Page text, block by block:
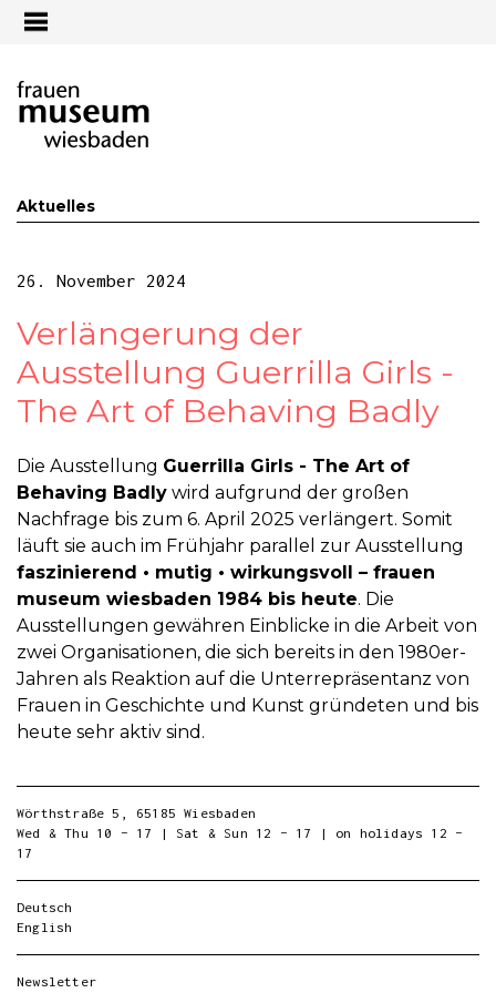
Aktuelles
26. November 2024
Verlängerung der
Ausstellung Guerrilla Girls -
The Art of Behaving Badly
Die Ausstellung Guerrilla Girls - The Art of
Behaving Badly wird aufgrund der großen
Nachfrage bis zum 6. April 2025 verlängert. Somit
läuft sie auch im Frühjahr parallel zur Ausstellung
faszinierend • mutig • wirkungsvoll – frauen
museum wiesbaden 1984 bis heute. Die
Ausstellungen gewähren Einblicke in die Arbeit von
zwei Organisationen, die sich bereits in den 1980er-
Jahren als Reaktion auf die Unterrepräsentanz von
Frauen in Geschichte und Kunst gründeten und bis
heute sehr aktiv sind.
Wörthstraße 5, 65185 Wiesbaden
Wed & Thu 10 – 17 | Sat & Sun 12 – 17 | on holidays 12 –
17
Deutsch
English
Newsletter